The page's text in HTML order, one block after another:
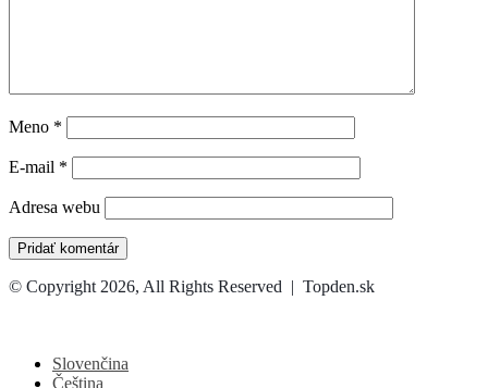
Meno *
E-mail *
Adresa webu
© Copyright 2026, All Rights Reserved | Topden.sk
button
Slovenčina
Čeština